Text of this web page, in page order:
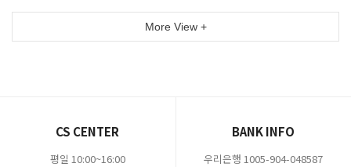
More View +
CS CENTER
평일 10:00~16:00
BANK INFO
우리은행 1005-904-048587